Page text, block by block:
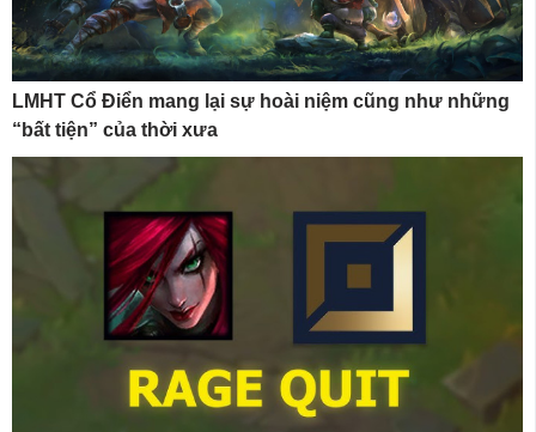
LMHT Cổ Điển mang lại sự hoài niệm cũng như những
“bất tiện” của thời xưa